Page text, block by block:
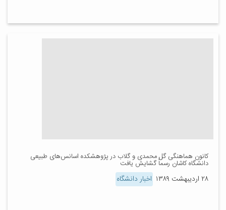
کانون هماهنگی گل محمدی و گلاب در پژوهشکده اسانس‌های طبیعی
دانشگاه کاشان رسماً گشایش یافت
۲۸ اردیبهشت ۱۳۸۹ اخبار دانشگاه